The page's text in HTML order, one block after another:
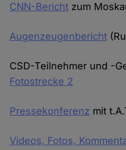
CNN-Bericht zum
Augenzeugenbericht
CSD-Teilnehmer und -
Fotostrecke 2
Pressekonferenz mit
Videos, Fotos,